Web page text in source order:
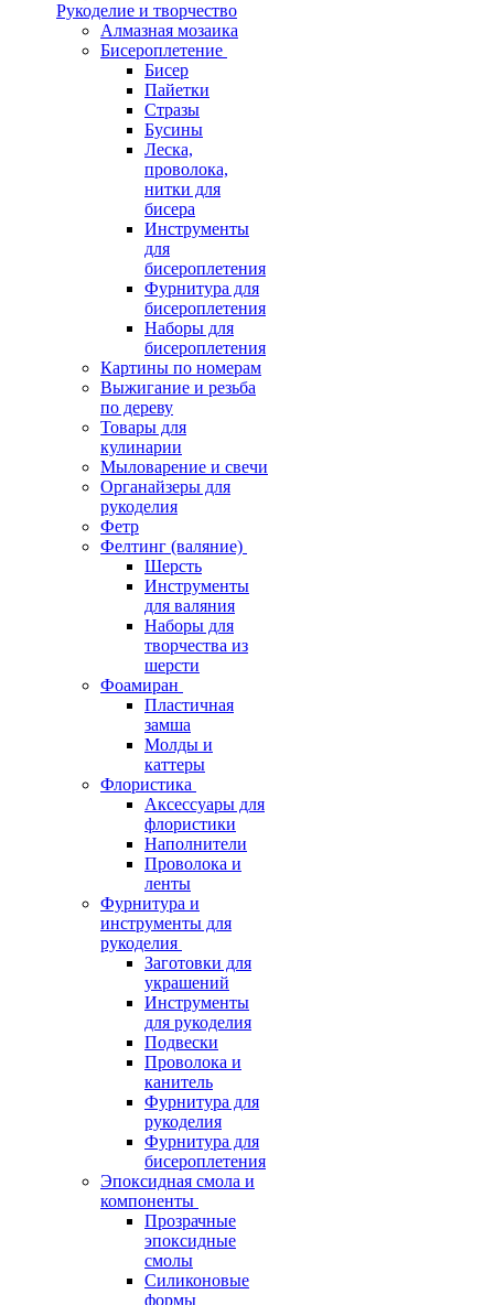
Рукоделие и творчество
Алмазная мозаика
Бисероплетение
Бисер
Пайетки
Стразы
Бусины
Леска,
проволока,
нитки для
бисера
Инструменты
для
бисероплетения
Фурнитура для
бисероплетения
Наборы для
бисероплетения
Картины по номерам
Выжигание и резьба
по дереву
Товары для
кулинарии
Мыловарение и свечи
Органайзеры для
рукоделия
Фетр
Фелтинг (валяние)
Шерсть
Инструменты
для валяния
Наборы для
творчества из
шерсти
Фоамиран
Пластичная
замша
Молды и
каттеры
Флористика
Аксессуары для
флористики
Наполнители
Проволока и
ленты
Фурнитура и
инструменты для
рукоделия
Заготовки для
украшений
Инструменты
для рукоделия
Подвески
Проволока и
канитель
Фурнитура для
рукоделия
Фурнитура для
бисероплетения
Эпоксидная смола и
компоненты
Прозрачные
эпоксидные
смолы
Силиконовые
формы